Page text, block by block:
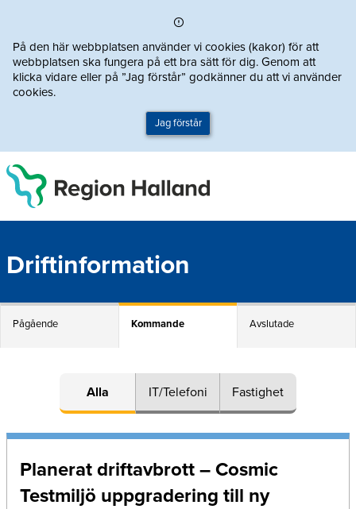
På den här webbplatsen använder vi cookies (kakor) för att
webbplatsen ska fungera på ett bra sätt för dig. Genom att
klicka vidare eller på ”Jag förstår” godkänner du att vi använder
cookies.
Jag förstår
Driftinformation
Pågående Kommande Avslutade
Alla IT/Telefoni Fastighet
Planerat driftavbrott – Cosmic
Testmiljö uppgradering till ny